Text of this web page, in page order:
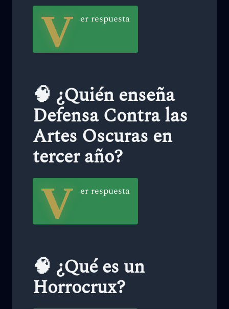
V er respuesta
🧠 ¿Quién enseña
Defensa Contra las
Artes Oscuras en
tercer año?
V er respuesta
🧠 ¿Qué es un
Horrocrux?